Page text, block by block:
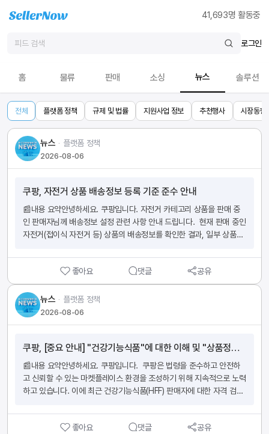
41,693명 활동중
로그인
홈 물류 판매 소싱 뉴스 솔루션
전체 플랫폼 정책 규제 및 법률 지원사업 정보 추천행사 시장동향
뉴스 ᆞ 플랫폼 정책
2026-08-06
쿠팡, 자전거 상품 배송정보 등록 기준 준수 안내
📰내용 요약안녕하세요. 쿠팡입니다. 자전거 카테고리 상품을 판매 중
인 판매자님께 배송정보 설정 관련 사항 안내 드립니다.  현재 판매 중인
자전거(접이식 자전거 등) 상품의 배송정보를 확인한 결과, 일부 상품이
송’으로 표시되나, 실제 상품 배송 시 상품 부피 및 중량 기준 초과 등의
사유로 화물택배로 전환되고, 이에 고객에게 착불 배송비가 발생하는 사
례가 확인되고 있습니다. 사전에 충분히 고지 및 안내되지 않은 배송비
를 고객이 추가로 부담하게 될 경우, 서비스에 대한 불만 및 부정적인 구
매 경험이 발생할 수 있으므로, 아래 내용을 확인하시어 정확한 배송 정
보가 표시/노출될 수 있도록 배송정보 설정을 점검하시고, 이를 실제 배
록 정보 확인 자전거 상품은 부피 및 중량에 따라 화물택배로 배송되는
경우가 많으므로 등록된 상품의 화물택배 이관 여부를 확인해 주시기 바
랍니다.  2. 실제 배송 조건에 맞는 배송비 종류 등록 및 수정 상품이 화
물택배로 이관되거나 또는 부피 및 중량에 따라 착불 배송비가 발생하
는 경우, 실제 배송 조건에 맞게 배송비 종류를 등록해 주시기 바랍니다.
하도록 적절히 수정하여 주시기 바랍니다. 배송 지역, 부피, 수량 등 개
좋아요 댓글 공유
뉴스 ᆞ 플랫폼 정책
2026-08-06
쿠팡, [중요 안내] "건강기능식품"에 대한 이해 및 "상품정보 제공고시 : 건강기능 식품" 상품 등록 기준 안내
📰내용 요약안녕하세요. 쿠팡입니다.  쿠팡은 법령을 준수하고 안전하
고 신뢰할 수 있는 마켓플레이스 환경을 조성하기 위해 지속적으로 노력
하고 있습니다. 이에 최근 건강기능식품(HFF) 판매자에 대한 자격 검
린 바 있습니다. 해당 정책을 시행하는 과정에서 일부 상품이 건강기능
식품 요건을 충족하지 않음에도 건강기능식품으로 등록되어 있거나, 반
좋아요 댓글 공유